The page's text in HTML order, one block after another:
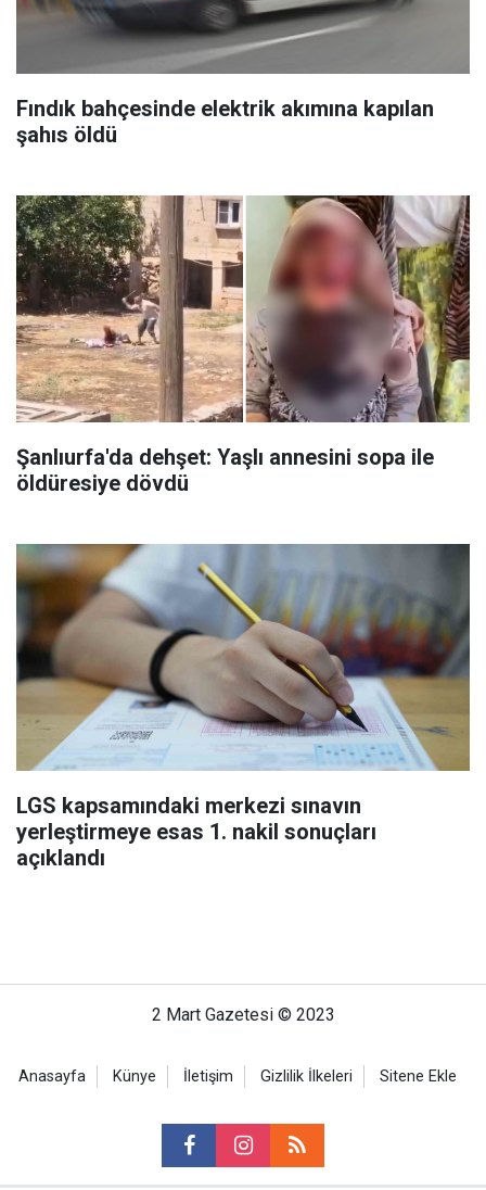
Fındık bahçesinde elektrik akımına kapılan
şahıs öldü
Şanlıurfa'da dehşet: Yaşlı annesini sopa ile
öldüresiye dövdü
LGS kapsamındaki merkezi sınavın
yerleştirmeye esas 1. nakil sonuçları
açıklandı
2 Mart Gazetesi © 2023
Anasayfa Künye İletişim Gizlilik İlkeleri Sitene Ekle